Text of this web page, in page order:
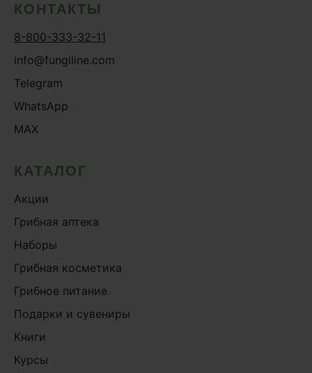
КОНТАКТЫ
8-800-333-32-11
info@fungiline.com
Telegram
WhatsApp
MAX
КАТАЛОГ
Акции
Грибная аптека
Наборы
Грибная косметика
Грибное питание
Подарки и сувениры
Книги
Курсы